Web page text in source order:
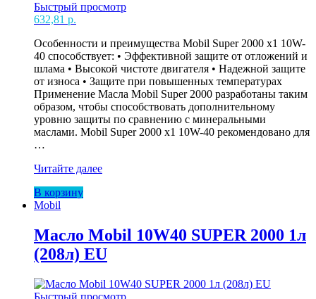
Быстрый просмотр
632,81 р.
Особенности и преимущества Mobil Super 2000 x1 10W-
40 способствует: • Эффективной защите от отложений и
шлама • Высокой чистоте двигателя • Надежной защите
от износа • Защите при повышенных температурах
Применение Масла Mobil Super 2000 разработаны таким
образом, чтобы способствовать дополнительному
уровню защиты по сравнению с минеральными
маслами. Mobil Super 2000 x1 10W-40 рекомендовано для
…
Масло
10W40
SUPER
5л
EU
(4)
Читайте далее
В корзину
Mobil
Масло Mobil 10W40 SUPER 2000 1л
(208л) EU
Быстрый просмотр